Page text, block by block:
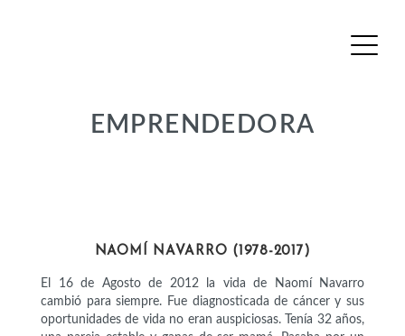
EMPRENDEDORA
NAOMÍ NAVARRO (1978-2017)
El 16 de Agosto de 2012 la vida de Naomí Navarro
cambió para siempre. Fue diagnosticada de cáncer y sus
oportunidades de vida no eran auspiciosas. Tenía 32 años,